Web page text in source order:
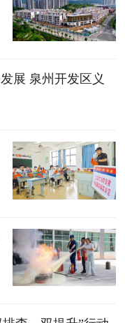
展 泉州开发区义